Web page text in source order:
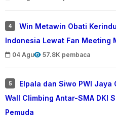
4
Win Metawin Obati
Indonesia Lewat Fan Meeting
04 Agu 57.8K pembaca
5
Elpala dan Siwo PWI Jaya
Wall Climbing Antar-SMA DKI
Pemuda